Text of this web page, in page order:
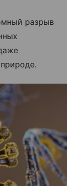
разрыв